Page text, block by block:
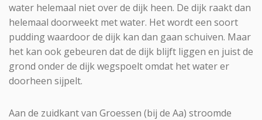
water helemaal niet over de dijk heen. De dijk raakt dan
helemaal doorweekt met water. Het wordt een soort
pudding waardoor de dijk kan dan gaan schuiven. Maar
het kan ook gebeuren dat de dijk blijft liggen en juist de
grond onder de dijk wegspoelt omdat het water er
doorheen sijpelt.
Aan de zuidkant van Groessen (bij de Aa) stroomde